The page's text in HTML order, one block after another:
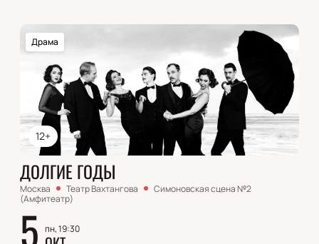
12+
Драма
ДОЛГИЕ ГОДЫ
Москва Театр Вахтангова
Симоновская сцена №2
(Амфитеатр)
5 пн, 19:30